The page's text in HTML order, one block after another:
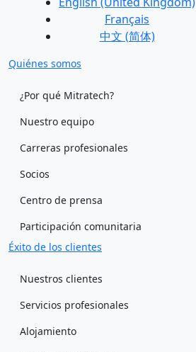
Français
中文 (简体)
Quiénes somos
¿Por qué Mitratech?
Nuestro equipo
Carreras profesionales
Socios
Centro de prensa
Participación comunitaria
Éxito de los clientes
Nuestros clientes
Servicios profesionales
Alojamiento